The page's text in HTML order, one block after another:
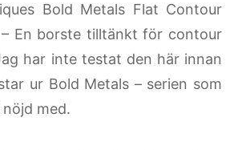
Bold Metals Flat Contour
En borste tilltänkt för contour
har inte testat den här innan
ur Bold Metals – serien som
med.